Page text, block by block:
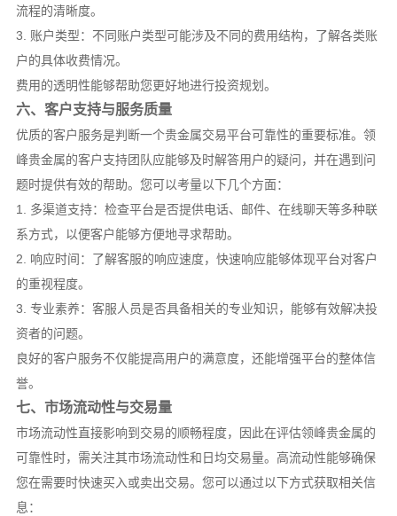
流程的清晰度。
3. 账户类型：不同账户类型可能涉及不同的费用结构，了解各类账
户的具体收费情况。
费用的透明性能够帮助您更好地进行投资规划。
六、客户支持与服务质量
优质的客户服务是判断一个贵金属交易平台可靠性的重要标准。领
峰贵金属的客户支持团队应能够及时解答用户的疑问，并在遇到问
题时提供有效的帮助。您可以考量以下几个方面：
1. 多渠道支持：检查平台是否提供电话、邮件、在线聊天等多种联
系方式，以便客户能够方便地寻求帮助。
2. 响应时间：了解客服的响应速度，快速响应能够体现平台对客户
的重视程度。
3. 专业素养：客服人员是否具备相关的专业知识，能够有效解决投
资者的问题。
良好的客户服务不仅能提高用户的满意度，还能增强平台的整体信
誉。
七、市场流动性与交易量
市场流动性直接影响到交易的顺畅程度，因此在评估领峰贵金属的
可靠性时，需关注其市场流动性和日均交易量。高流动性能够确保
您在需要时快速买入或卖出交易。您可以通过以下方式获取相关信
息：